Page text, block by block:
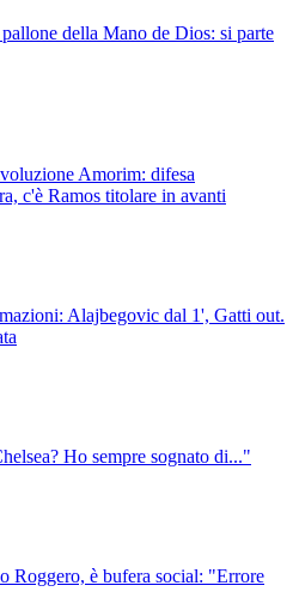
della Mano de Dios: si parte
Amorim: difesa
c'è Ramos titolare in avanti
Alajbegovic dal 1', Gatti out.
Ho sempre sognato di..."
Roggero, è bufera social: "Errore